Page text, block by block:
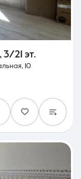
, 3/21 эт.
10